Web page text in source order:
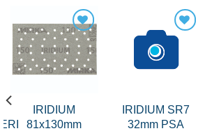
IRIDIUM
81x130mm
IRIDIUM SR7
32mm PSA